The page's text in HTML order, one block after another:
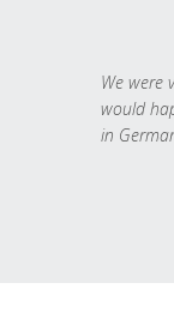
We were
would
in